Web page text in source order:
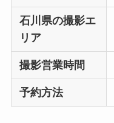
石川県の撮影エ
リア
撮影営業時間
予約方法